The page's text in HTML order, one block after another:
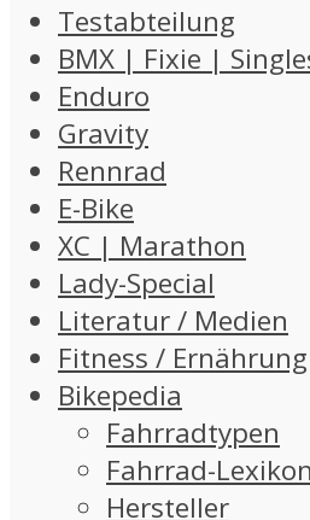
Testabteilung
BMX | Fixie |
Enduro
Gravity
Rennrad
E-Bike
XC | Marathon
Lady-Special
Literatur / Medien
Fitness / Ernährung
Bikepedia
Fahrradtypen
Fahrrad-Lexikon
Hersteller